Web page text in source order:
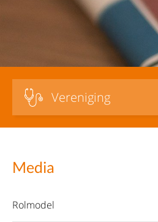
Vereniging
Media
Rolmodel